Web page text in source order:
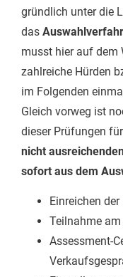
gründlich unter die
das
musst hier auf dem
zahlreiche Hürden
im Folgenden
Gleich vorweg ist
dieser Prüfungen
nicht
sofort aus dem
Einreichen
Teilnahme
Assessment-